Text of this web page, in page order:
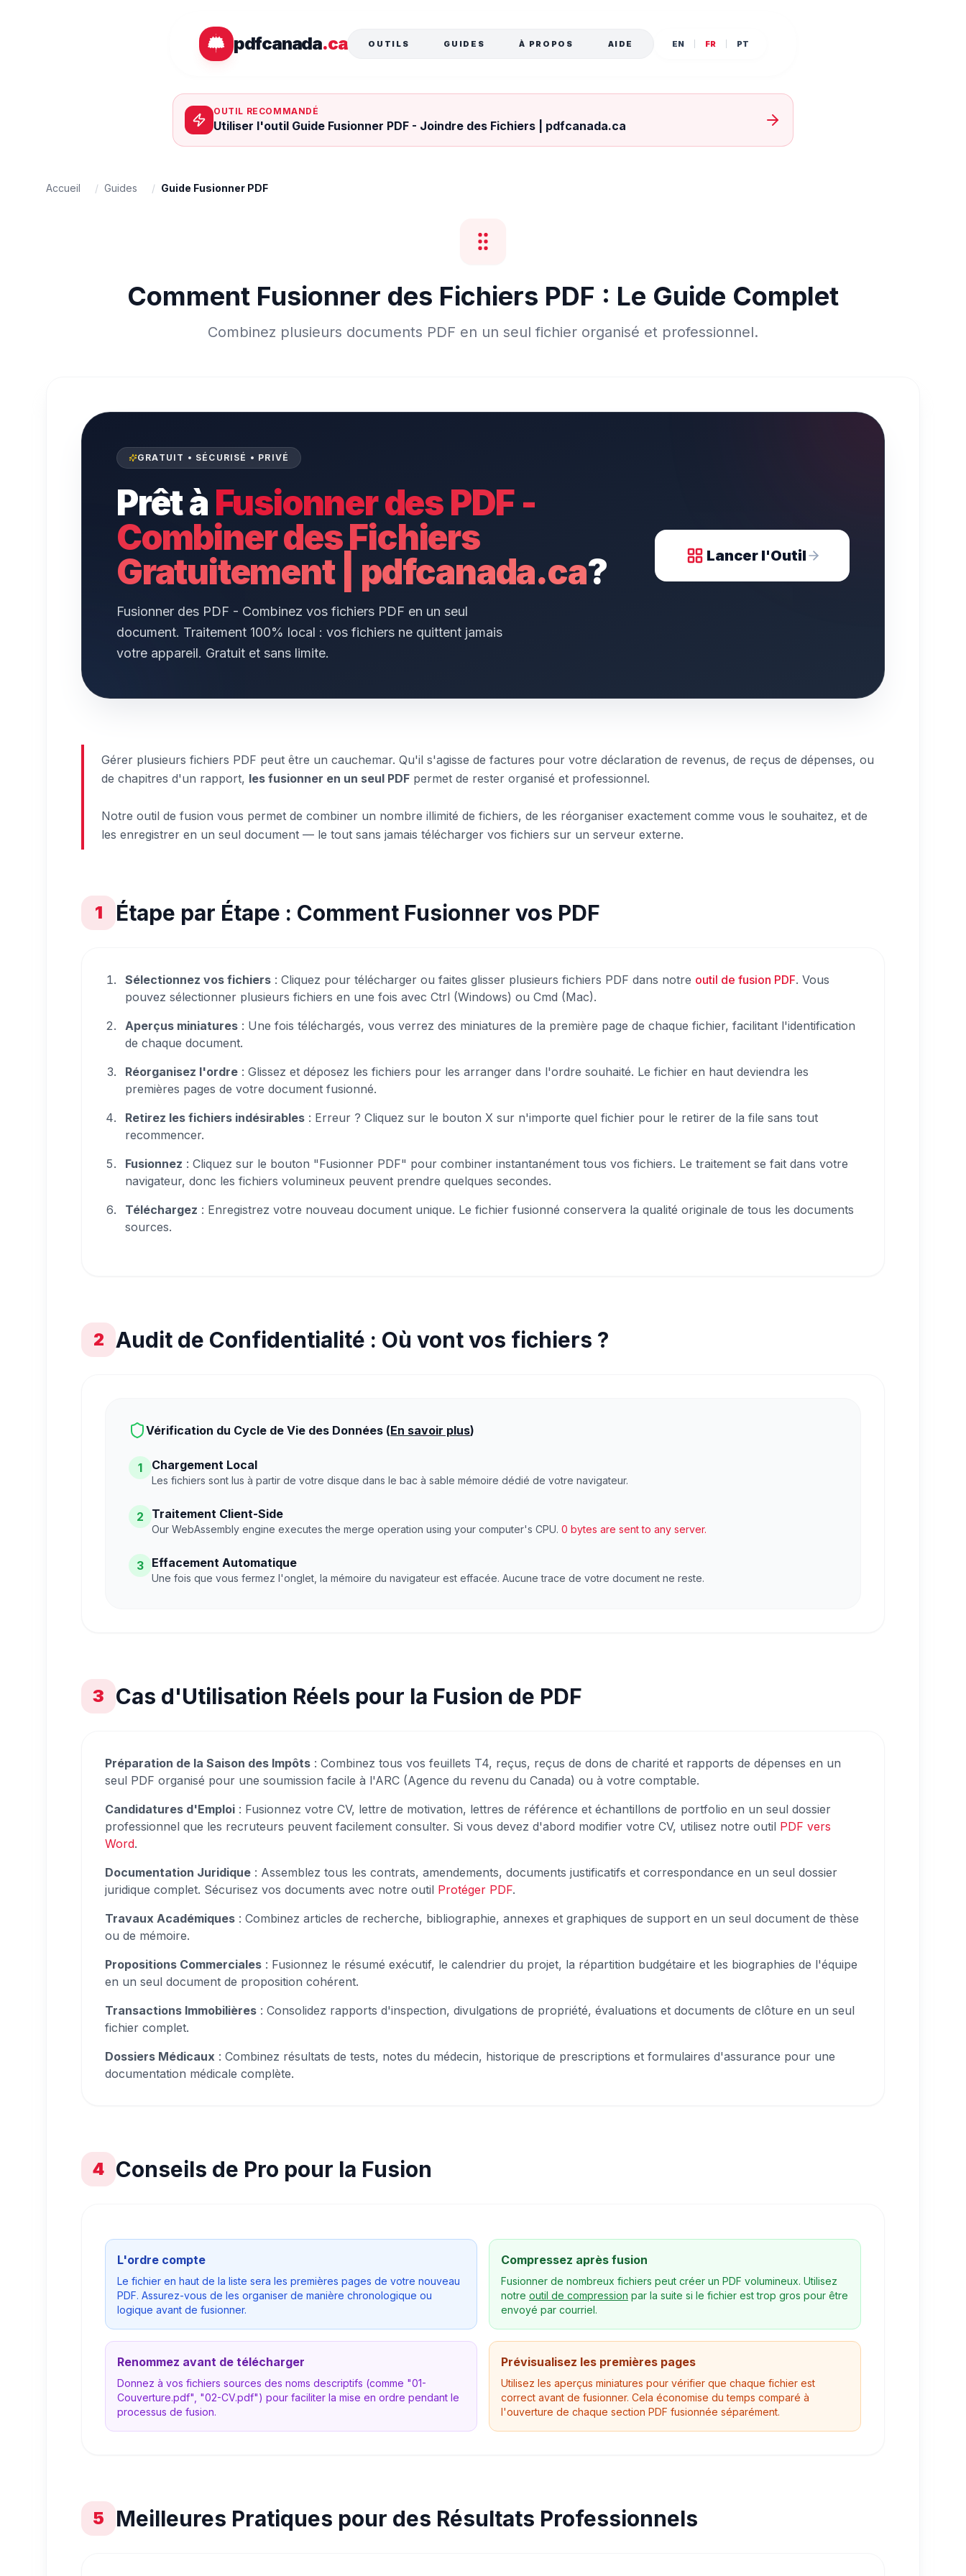
pdfcanada.ca OUTILS GUIDES À PROPOS AIDE EN FR PT
OUTIL RECOMMANDÉ
Utiliser l'outil Guide Fusionner PDF - Joindre des Fichiers | pdfcanada.ca
Accueil / Guides / Guide Fusionner PDF
Comment Fusionner des Fichiers PDF : Le Guide Complet
Combinez plusieurs documents PDF en un seul fichier organisé et professionnel.
GRATUIT • SÉCURISÉ • PRIVÉ
Prêt à Fusionner des PDF -
Combiner des Fichiers
Gratuitement | pdfcanada.ca?
Fusionner des PDF - Combinez vos fichiers PDF en un seul
document. Traitement 100% local : vos fichiers ne quittent jamais
votre appareil. Gratuit et sans limite.
Lancer l'Outil
Gérer plusieurs fichiers PDF peut être un cauchemar. Qu'il s'agisse de factures pour votre déclaration de revenus, de reçus de dépenses, ou
de chapitres d'un rapport, les fusionner en un seul PDF permet de rester organisé et professionnel.
Notre outil de fusion vous permet de combiner un nombre illimité de fichiers, de les réorganiser exactement comme vous le souhaitez, et de
les enregistrer en un seul document — le tout sans jamais télécharger vos fichiers sur un serveur externe.
1 Étape par Étape : Comment Fusionner vos PDF
Sélectionnez vos fichiers : Cliquez pour télécharger ou faites glisser plusieurs fichiers PDF dans notre outil de fusion PDF. Vous
pouvez sélectionner plusieurs fichiers en une fois avec Ctrl (Windows) ou Cmd (Mac).
Aperçus miniatures : Une fois téléchargés, vous verrez des miniatures de la première page de chaque fichier, facilitant l'identification
de chaque document.
Réorganisez l'ordre : Glissez et déposez les fichiers pour les arranger dans l'ordre souhaité. Le fichier en haut deviendra les
premières pages de votre document fusionné.
Retirez les fichiers indésirables : Erreur ? Cliquez sur le bouton X sur n'importe quel fichier pour le retirer de la file sans tout
recommencer.
Fusionnez : Cliquez sur le bouton "Fusionner PDF" pour combiner instantanément tous vos fichiers. Le traitement se fait dans votre
navigateur, donc les fichiers volumineux peuvent prendre quelques secondes.
Téléchargez : Enregistrez votre nouveau document unique. Le fichier fusionné conservera la qualité originale de tous les documents
sources.
2 Audit de Confidentialité : Où vont vos fichiers ?
Vérification du Cycle de Vie des Données (En savoir plus)
1 Chargement Local
Les fichiers sont lus à partir de votre disque dans le bac à sable mémoire dédié de votre navigateur.
2 Traitement Client-Side
Our WebAssembly engine executes the merge operation using your computer's CPU. 0 bytes are sent to any server.
3 Effacement Automatique
Une fois que vous fermez l'onglet, la mémoire du navigateur est effacée. Aucune trace de votre document ne reste.
3 Cas d'Utilisation Réels pour la Fusion de PDF
Préparation de la Saison des Impôts : Combinez tous vos feuillets T4, reçus, reçus de dons de charité et rapports de dépenses en un
seul PDF organisé pour une soumission facile à l'ARC (Agence du revenu du Canada) ou à votre comptable.
Candidatures d'Emploi : Fusionnez votre CV, lettre de motivation, lettres de référence et échantillons de portfolio en un seul dossier
professionnel que les recruteurs peuvent facilement consulter. Si vous devez d'abord modifier votre CV, utilisez notre outil PDF vers
Word.
Documentation Juridique : Assemblez tous les contrats, amendements, documents justificatifs et correspondance en un seul dossier
juridique complet. Sécurisez vos documents avec notre outil Protéger PDF.
Travaux Académiques : Combinez articles de recherche, bibliographie, annexes et graphiques de support en un seul document de thèse
ou de mémoire.
Propositions Commerciales : Fusionnez le résumé exécutif, le calendrier du projet, la répartition budgétaire et les biographies de l'équipe
en un seul document de proposition cohérent.
Transactions Immobilières : Consolidez rapports d'inspection, divulgations de propriété, évaluations et documents de clôture en un seul
fichier complet.
Dossiers Médicaux : Combinez résultats de tests, notes du médecin, historique de prescriptions et formulaires d'assurance pour une
documentation médicale complète.
4 Conseils de Pro pour la Fusion
L'ordre compte
Le fichier en haut de la liste sera les premières pages de votre nouveau
PDF. Assurez-vous de les organiser de manière chronologique ou
logique avant de fusionner.
Compressez après fusion
Fusionner de nombreux fichiers peut créer un PDF volumineux. Utilisez
notre outil de compression par la suite si le fichier est trop gros pour être
envoyé par courriel.
Renommez avant de télécharger
Donnez à vos fichiers sources des noms descriptifs (comme "01-
Couverture.pdf", "02-CV.pdf") pour faciliter la mise en ordre pendant le
processus de fusion.
Prévisualisez les premières pages
Utilisez les aperçus miniatures pour vérifier que chaque fichier est
correct avant de fusionner. Cela économise du temps comparé à
l'ouverture de chaque section PDF fusionnée séparément.
5 Meilleures Pratiques pour des Résultats Professionnels